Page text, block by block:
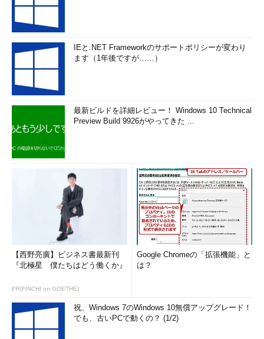
IEと.NET Frameworkのサポートポリシーが変わり
ます（1年後ですが……）
最新ビルドを詳細レビュー！ Windows 10 Technical
Preview Build 9926がやってきた ...
【西野亮廣】ビジネス書最新刊
『北極星 僕たちはどう働くか』
PR(FINCHI on GOETHE)
Google Chromeの「拡張機能」と
は？
祝、Windows 7のWindows 10無償アップグレード！
でも、古いPCで動くの？ (1/2)